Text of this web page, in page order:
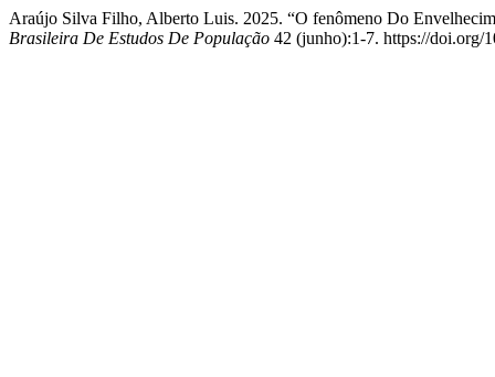
Araújo Silva Filho, Alberto Luis. 2025. “O fenômeno Do
Brasileira De Estudos De População 42 (junho):1-7. https://doi.org/